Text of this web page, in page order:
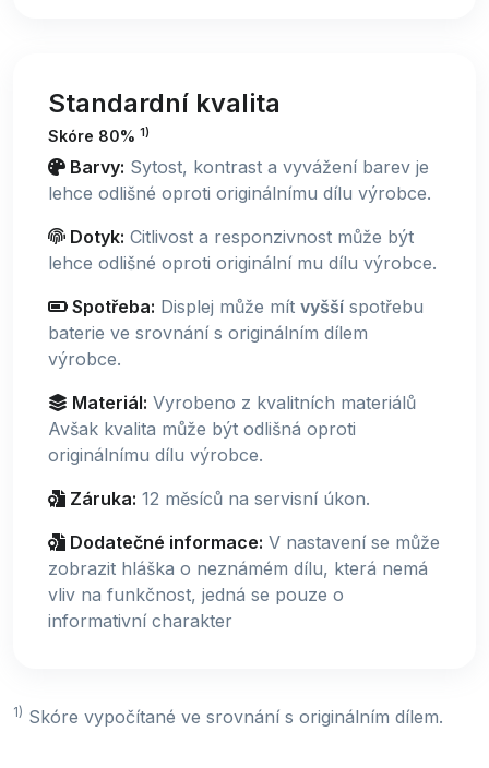
Standardní kvalita
Skóre 80% 1)
Barvy: Sytost, kontrast a vyvážení barev je
lehce odlišné oproti originálnímu dílu výrobce.
Dotyk: Citlivost a responzivnost může být
lehce odlišné oproti originální mu dílu výrobce.
Spotřeba: Displej může mít vyšší spotřebu
baterie ve srovnání s originálním dílem
výrobce.
Materiál: Vyrobeno z kvalitních materiálů
Avšak kvalita může být odlišná oproti
originálnímu dílu výrobce.
Záruka: 12 měsíců na servisní úkon.
Dodatečné informace: V nastavení se může
zobrazit hláška o neznámém dílu, která nemá
vliv na funkčnost, jedná se pouze o
informativní charakter
1) Skóre vypočítané ve srovnání s originálním dílem.